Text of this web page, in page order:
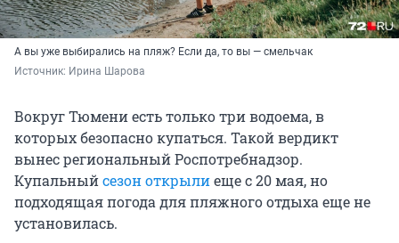
А вы уже выбирались на пляж? Если да, то вы — смельчак
Источник: Ирина Шарова
Вокруг Тюмени есть только три водоема, в
которых безопасно купаться. Такой вердикт
вынес региональный Роспотребнадзор.
Купальныйсезон открылиеще с 20 мая, но
подходящая погода для пляжного отдыха еще не
установилась.